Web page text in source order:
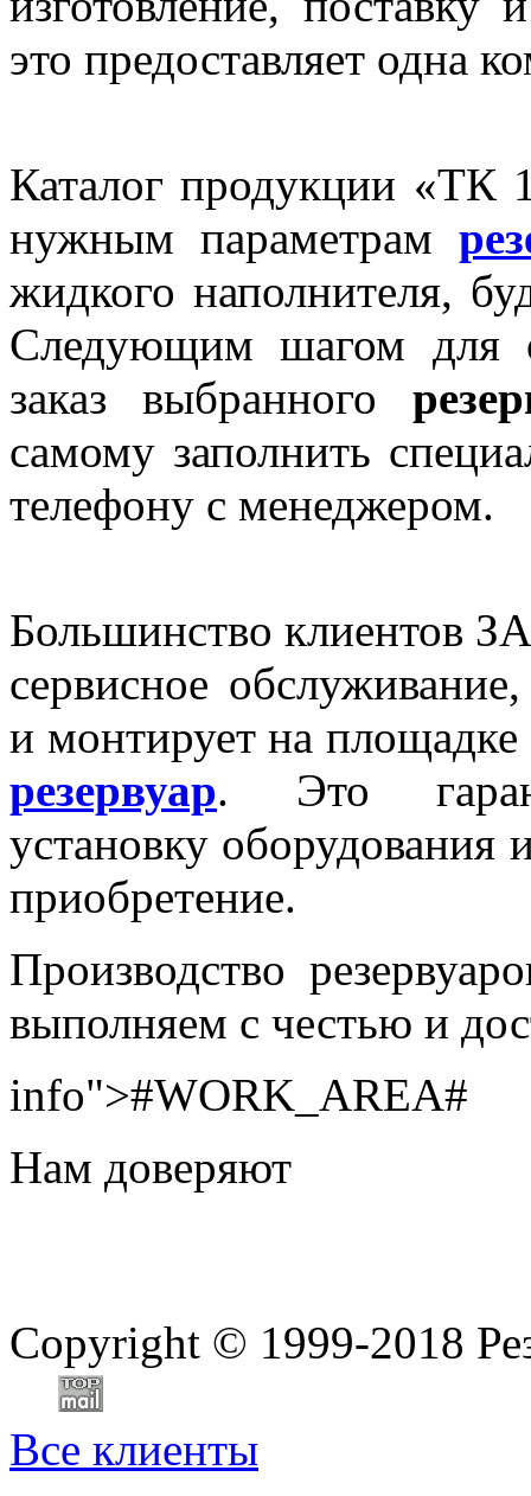
это предоставляет
Каталог продукции
нужным параметрам
жидкого наполнителя,
Следующим шагом для
заказ выбранного
самому заполнить
телефону с менеджером.
Большинство клиентов
сервисное обслуживание,
и монтирует на
резервуар. Это
установку
приобретение.
Производство
выполняем с честью и
info">#WORK_AREA#
Нам доверяют
Copyright © 1999-2018
Все клиенты